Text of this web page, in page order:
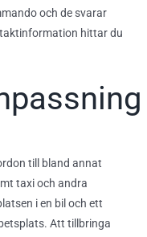
och de svarar
hittar du
till bland annat
taxi och andra
i en bil och ett
Att tillbringa